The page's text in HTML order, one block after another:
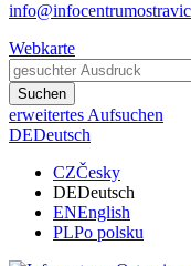
Webkarte
Suchen
erweitertes Aufsuchen
DEDeutsch
CZČesky
DEDeutsch
ENEnglish
PLPo polsku